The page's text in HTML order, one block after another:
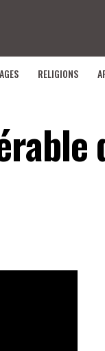
RELIGIONS